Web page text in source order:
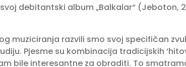
debitantski album „Balkalar“ (Jeboton,
muziciranja razvili smo svoj specifičan
Pjesme su kombinacija tradicijskih
bile interesantne za obraditi. To